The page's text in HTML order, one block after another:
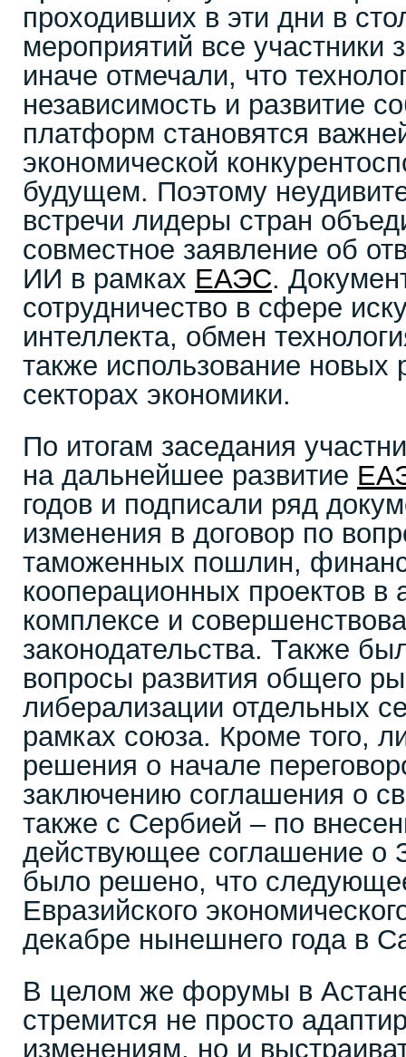
проходивших в эти дни в
мероприятий все участники
иначе отмечали, что
независимость и развитие
платформ становятся
экономической
будущем. Поэтому
встречи лидеры стран
совместное заявление об
ИИ в рамках ЕАЭС.
сотрудничество в сфере
интеллекта, обмен
также использование
секторах экономики.
По итогам заседания
на дальнейшее развитие
годов и подписали ряд
изменения в договор по
таможенных пошлин,
кооперационных проектов
комплексе и
законодательства. Также
вопросы развития общего
либерализации отдельных
рамках союза. Кроме того,
решения о начале
заключению соглашения о
также с Сербией – по
действующее соглашение о
было решено, что
Евразийского
декабре нынешнего года в
В целом же форумы в
стремится не просто
изменениям, но и